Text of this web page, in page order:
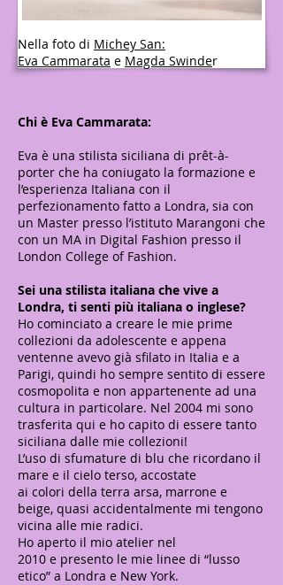
Nella foto di Michey San:
Eva Cammarata e Magda Swinder
Chi è Eva Cammarata:
Eva è una stilista siciliana di prêt-à-
porter che ha coniugato la formazione e
l’esperienza Italiana con il
perfezionamento fatto a Londra, sia con
un Master presso l’istituto Marangoni che
con un MA in Digital Fashion presso il
London College of Fashion.
Sei una stilista italiana che vive a
Londra, ti senti più italiana o inglese?
Ho cominciato a creare le mie prime
collezioni da adolescente e appena
ventenne avevo già sfilato in Italia e a
Parigi, quindi ho sempre sentito di essere
cosmopolita e non appartenente ad una
cultura in particolare. Nel 2004 mi sono
trasferita qui e ho capito di essere tanto
siciliana dalle mie collezioni!
L’uso di sfumature di blu che ricordano il
mare e il cielo terso, accostate
ai colori della terra arsa, marrone e
beige, quasi accidentalmente mi tengono
vicina alle mie radici.
Ho aperto il mio atelier nel
2010 e presento le mie linee di “lusso
etico” a Londra e New York.